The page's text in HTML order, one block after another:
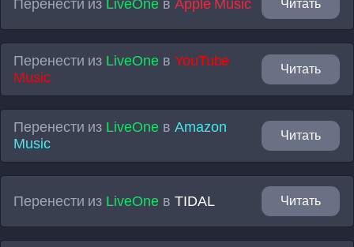
Перенести из LiveOneв Apple Music Читать
Перенести из LiveOneв YouTube
Music
Читать
Перенести из LiveOneв Amazon
Music
Читать
Перенести из LiveOneв TIDAL Читать